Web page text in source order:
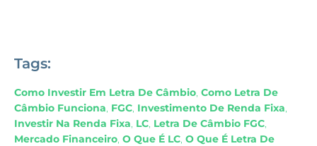
Tags:
Como Investir Em Letra De Câmbio, Como Letra De
Câmbio Funciona, FGC, Investimento De Renda Fixa,
Investir Na Renda Fixa, LC, Letra De Câmbio FGC,
Mercado Financeiro, O Que É LC, O Que É Letra De